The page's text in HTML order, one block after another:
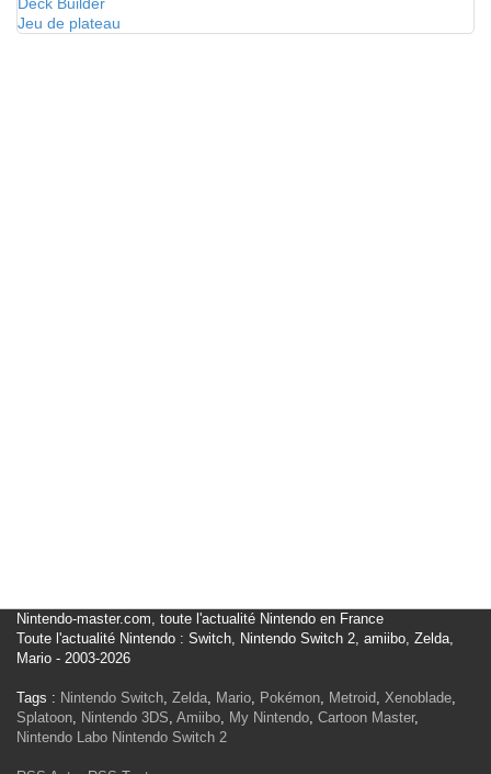
Jeu de plateau
Nintendo-master.com, toute l'actualité Nintendo en France
Toute l'actualité Nintendo : Switch, Nintendo Switch 2, amiibo, Zelda,
Mario - 2003-2026
Tags : Nintendo Switch, Zelda, Mario, Pokémon, Metroid, Xenoblade,
Splatoon, Nintendo 3DS, Amiibo, My Nintendo, Cartoon Master,
Nintendo Labo Nintendo Switch 2